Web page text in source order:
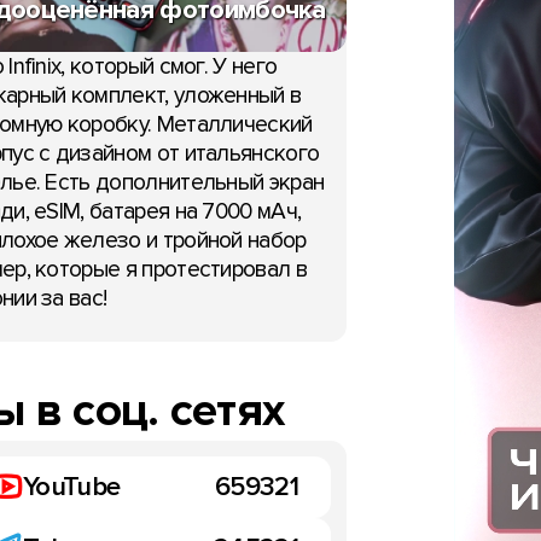
или
2015
фотоимбочка
Infinix, который смог. У него
комплект, уложенный в
коробку. Металлический
с дизайном от итальянского
Есть дополнительный экран
eSIM, батарея на 7000 мАч,
железо и тройной набор
которые я протестировал в
за вас!
в соц. сетях
YouTube
659321